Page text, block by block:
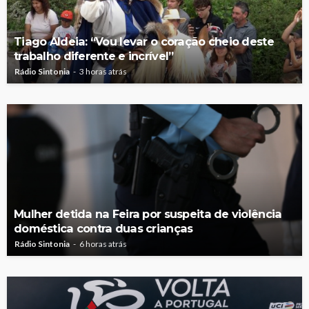
Tiago Aldeia: “Vou levar o coração cheio deste
trabalho diferente e incrível”
Rádio Sintonia 3 horas atrás
Mulher detida na Feira por suspeita de violência
doméstica contra duas crianças
Rádio Sintonia 6 horas atrás